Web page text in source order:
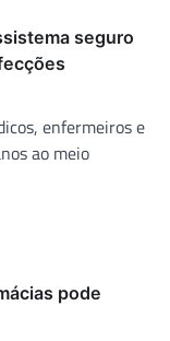
seguro
enfermeiros e
ao meio
pode